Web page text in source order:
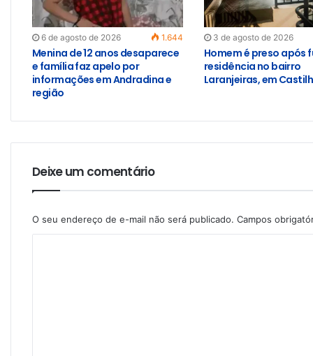
6 de agosto de 2026 1.644
Menina de 12 anos desaparece
e família faz apelo por
informações em Andradina e
região
3 de agosto de 2026
Homem é preso após
residência no bairro
Laranjeiras, em
Deixe um comentário
O seu endereço de e-mail não será publicado. Campos